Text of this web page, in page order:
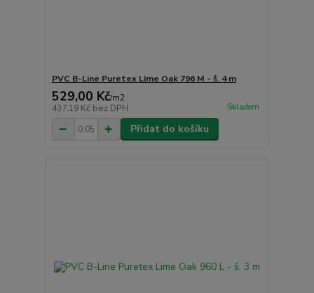
PVC B-Line Puretex Lime Oak 796 M - š. 4 m
529,00 Kč/m2
437,19 Kč bez DPH Skladem
Přidat do košíku